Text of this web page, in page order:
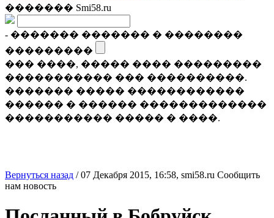
������� Smi58.ru
- ������� ������� � ��������
���������
��� ����, ����� ���� ���������
����������� ��� ����������.
������� ����� ������������
������ � ������ �������������
����������� ����� � ����.
Вернуться назад /07 Декабря 2015, 16:58, smi58.ru Сообщить
нам новость